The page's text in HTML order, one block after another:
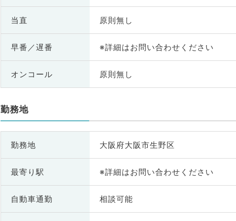
当直 原則無し
早番／遅番 ※詳細はお問い合わせください
オンコール 原則無し
勤務地
勤務地 大阪府大阪市生野区
最寄り駅 ※詳細はお問い合わせください
自動車通勤 相談可能